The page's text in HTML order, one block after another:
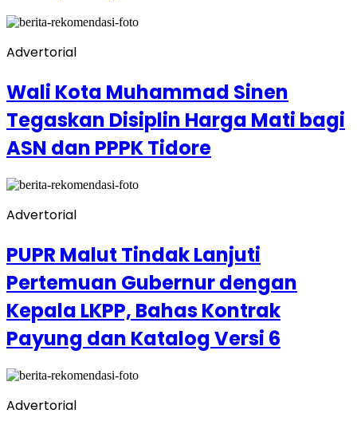
Advertorial
Wali Kota Muhammad Sinen
Tegaskan Disiplin Harga Mati bagi
ASN dan PPPK Tidore
Advertorial
PUPR Malut Tindak Lanjuti
Pertemuan Gubernur dengan
Kepala LKPP, Bahas Kontrak
Payung dan Katalog Versi 6
Advertorial